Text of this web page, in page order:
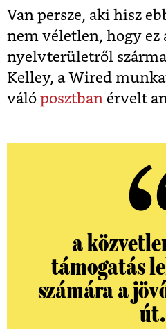
Van persze, aki hisz
nem véletlen, hogy ez
nyelvterületről
Kelley, a Wired
váló posztban érvelt
a
támogatás
számára a
út.